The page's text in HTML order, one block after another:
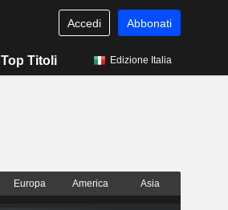
Accedi Abbonati
Top Titoli Edizione Italia
Europa America Asia